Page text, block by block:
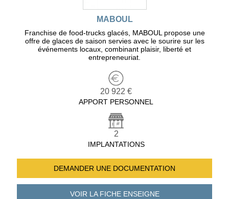
MABOUL
Franchise de food-trucks glacés, MABOUL propose une
offre de glaces de saison servies avec le sourire sur les
événements locaux, combinant plaisir, liberté et
entrepreneuriat.
20 922 €
APPORT PERSONNEL
2
IMPLANTATIONS
DEMANDER UNE DOCUMENTATION
VOIR LA FICHEENSEIGNE